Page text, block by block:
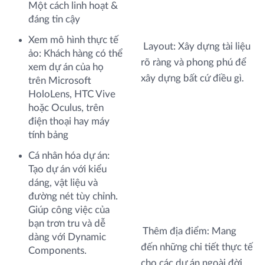
Một cách linh hoạt &
đáng tin cậy
Xem mô hình thực tế
ảo: Khách hàng có thể
xem dự án của họ
trên Microsoft
HoloLens, HTC Vive
hoặc Oculus, trên
điện thoại hay máy
tính bảng
Cá nhân hóa dự án:
Tạo dự án với kiểu
dáng, vật liệu và
đường nét tùy chỉnh.
Giúp công việc của
bạn trơn tru và dễ
dàng với Dynamic
Components.
Layout: Xây dựng tài liệu
rõ ràng và phong phú để
xây dựng bất cứ điều gì.
Thêm địa điểm: Mang
đến những chi tiết thực tế